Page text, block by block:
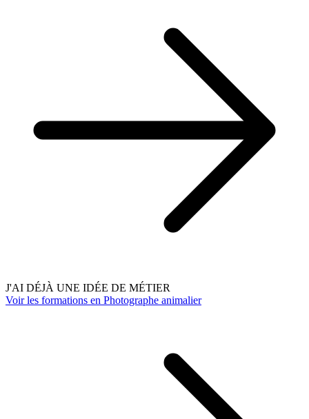
J'AI DÉJÀ UNE IDÉE DE MÉTIER
Voir les formations en Photographe animalier